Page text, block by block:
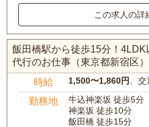
この求人の詳
飯田橋駅から徒歩15分！
代行のお仕事（東京都新宿区）
時給 1,500〜1,860円 、
勤務地
牛込神楽坂 徒歩5分
神楽坂 徒歩10分
飯田橋 徒歩15分